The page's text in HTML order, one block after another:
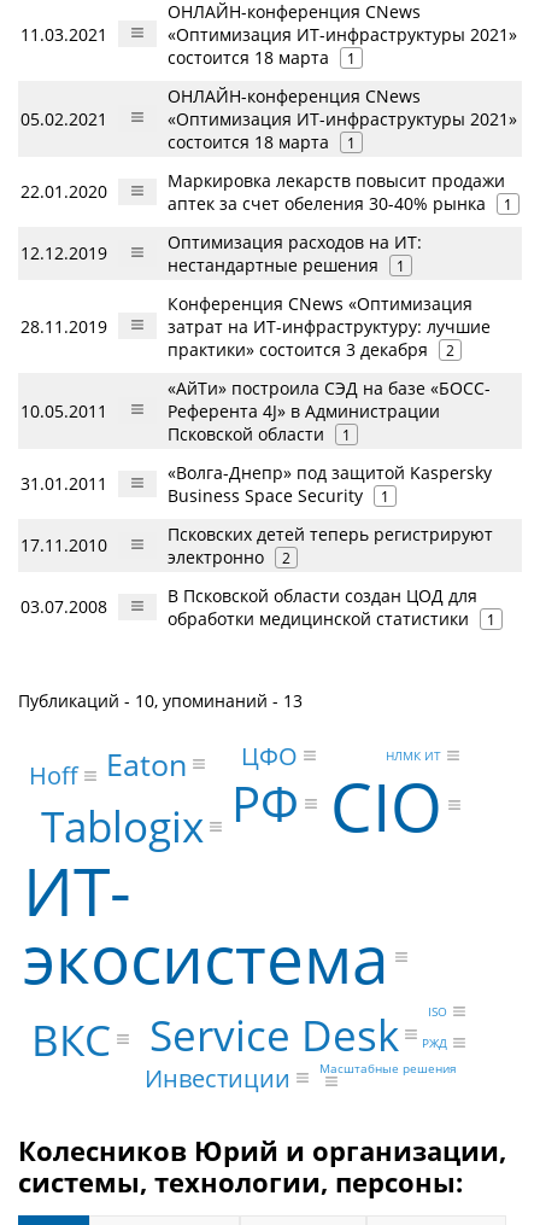
11.03.2021
ОНЛАЙН-конференция CNews
«Оптимизация ИТ-инфраструктуры 2021»
состоится 18 марта
1
05.02.2021
ОНЛАЙН-конференция CNews
«Оптимизация ИТ-инфраструктуры 2021»
состоится 18 марта
1
22.01.2020
Маркировка лекарств повысит продажи
аптек за счет обеления 30-40% рынка
1
12.12.2019
Оптимизация расходов на ИТ:
нестандартные решения
1
28.11.2019
Конференция CNews «Оптимизация
затрат на ИТ-инфраструктуру: лучшие
практики» состоится 3 декабря
2
10.05.2011
«АйТи» построила СЭД на базе «БОСС-
Референта 4J» в Администрации
Псковской области
1
31.01.2011
«Волга-Днепр» под защитой Kaspersky
Business Space Security
1
17.11.2010
Псковских детей теперь регистрируют
электронно
2
03.07.2008
В Псковской области создан ЦОД для
обработки медицинской статистики
1
Публикаций - 10, упоминаний - 13
ИТ-
экосистема
CIO
РФ
Tablogix
ВКС Service Desk
Eaton
Hoff
ЦФО
Инвестиции
НЛМК ИТ
Масштабные решения
РЖД
ISO
Колесников Юрий и организации,
системы, технологии, персоны: